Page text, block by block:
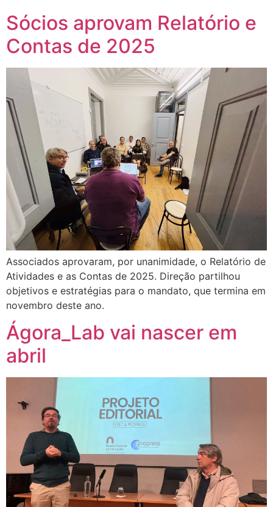
Sócios aprovam Relatório e
Contas de 2025
Associados aprovaram, por unanimidade, o Relatório de
Atividades e as Contas de 2025. Direção partilhou
objetivos e estratégias para o mandato, que termina em
novembro deste ano.
Ágora_Lab vai nascer em
abril